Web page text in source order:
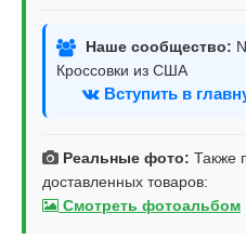
Наше сообщество:
Кроссовки из США
Вступить в
Реальные фото: Также
доставленных товаров:
Смотреть фотоальбом